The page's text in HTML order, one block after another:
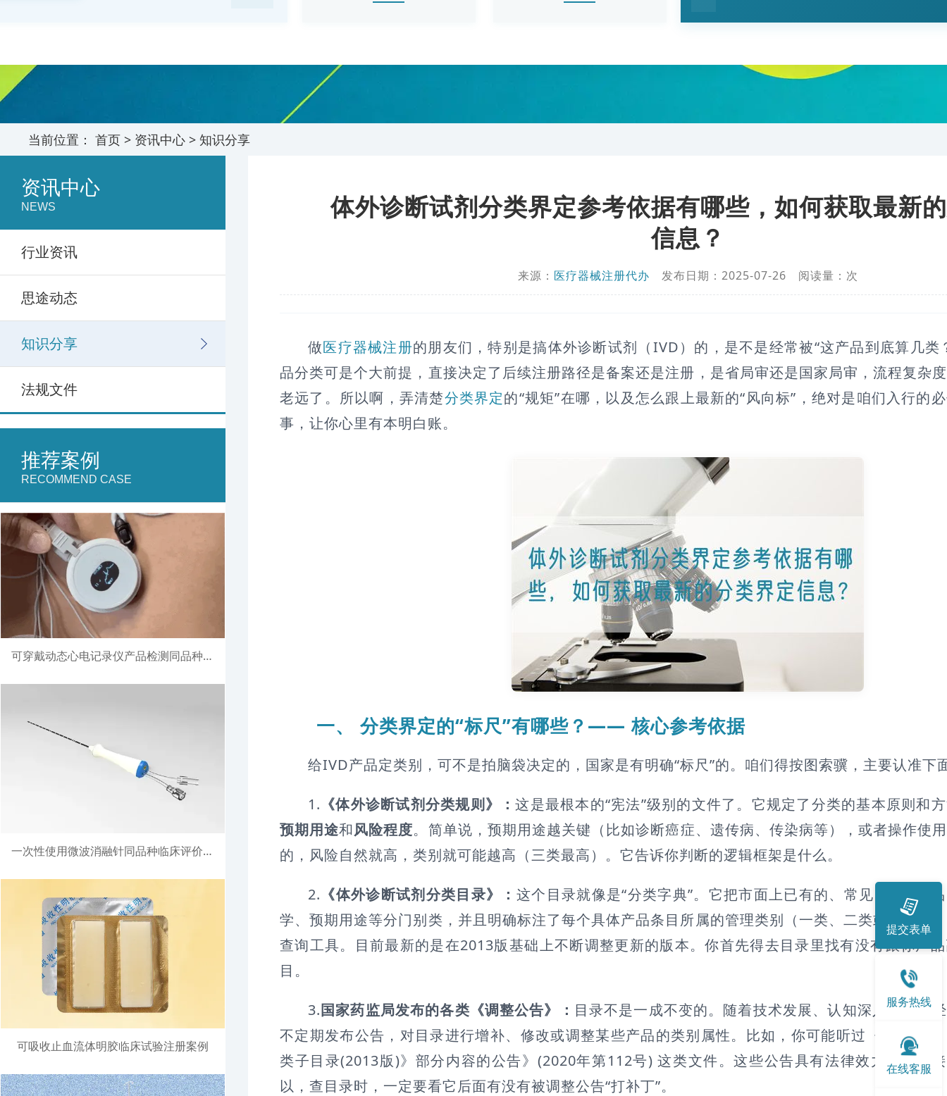
当前位置：首页 > 资讯中心 > 知识分享
资讯中心
NEWS
行业资讯
思途动态
知识分享
法规文件
推荐案例
RECOMMEND CASE
可穿戴动态心电记录仪产品检测同品种比对注册案例
一次性使用微波消融针同品种临床评价注册案例
可吸收止血流体明胶临床试验注册案例
体外诊断试剂分类界定参考依据有哪些，如何获取最新
信息？
来源： 医疗器械注册代办 发布日期：2025-07-26 阅读量： 次
做医疗器械注册的朋友们，特别是搞体外诊断试剂（IVD）的，是不是经常被“这产品到底算几类
品分类可是个大前提，直接决定了后续注册路径是备案还是注册，是省局审还是国家局审，流程复杂
老远了。所以啊，弄清楚分类界定的“规矩”在哪，以及怎么跟上最新的“风向标”，绝对是咱们入行的
事，让你心里有本明白账。
一、 分类界定的“标尺”有哪些？—— 核心参考依据
给IVD产品定类别，可不是拍脑袋决定的，国家是有明确“标尺”的。咱们得按图索骥，主要认准下
1. 《体外诊断试剂分类规则》：这是最根本的“宪法”级别的文件了。它规定了分类的基本原则和
预期用途和风险程度。简单说，预期用途越关键（比如诊断癌症、遗传病、传染病等），或者操作使
的，风险自然就高，类别就可能越高（三类最高）。它告诉你判断的逻辑框架是什么。
2. 《体外诊断试剂分类目录》： 这个目录就像是“分类字典”。它把市面上已有的、常见的IVD产
学、预期用途等分门别类，并且明确标注了每个具体产品条目所属的管理类别（一类、二类或三类）
查询工具。目前最新的是在2013版基础上不断调整更新的版本。你首先得去目录里找有没有跟你产
目。
3.国家药监局发布的各类《调整公告》： 目录不是一成不变的。随着技术发展、认知深入、监管
不定期发布公告，对目录进行增补、修改或调整某些产品的类别属性。比如，你可能听过《关于调
类子目录(2013版)》部分内容的公告》(2020年第112号) 这类文件。这些公告具有法律效力，会直
以，查目录时，一定要看它后面有没有被调整公告“打补丁”。
提交表单
服务热线
在线客服